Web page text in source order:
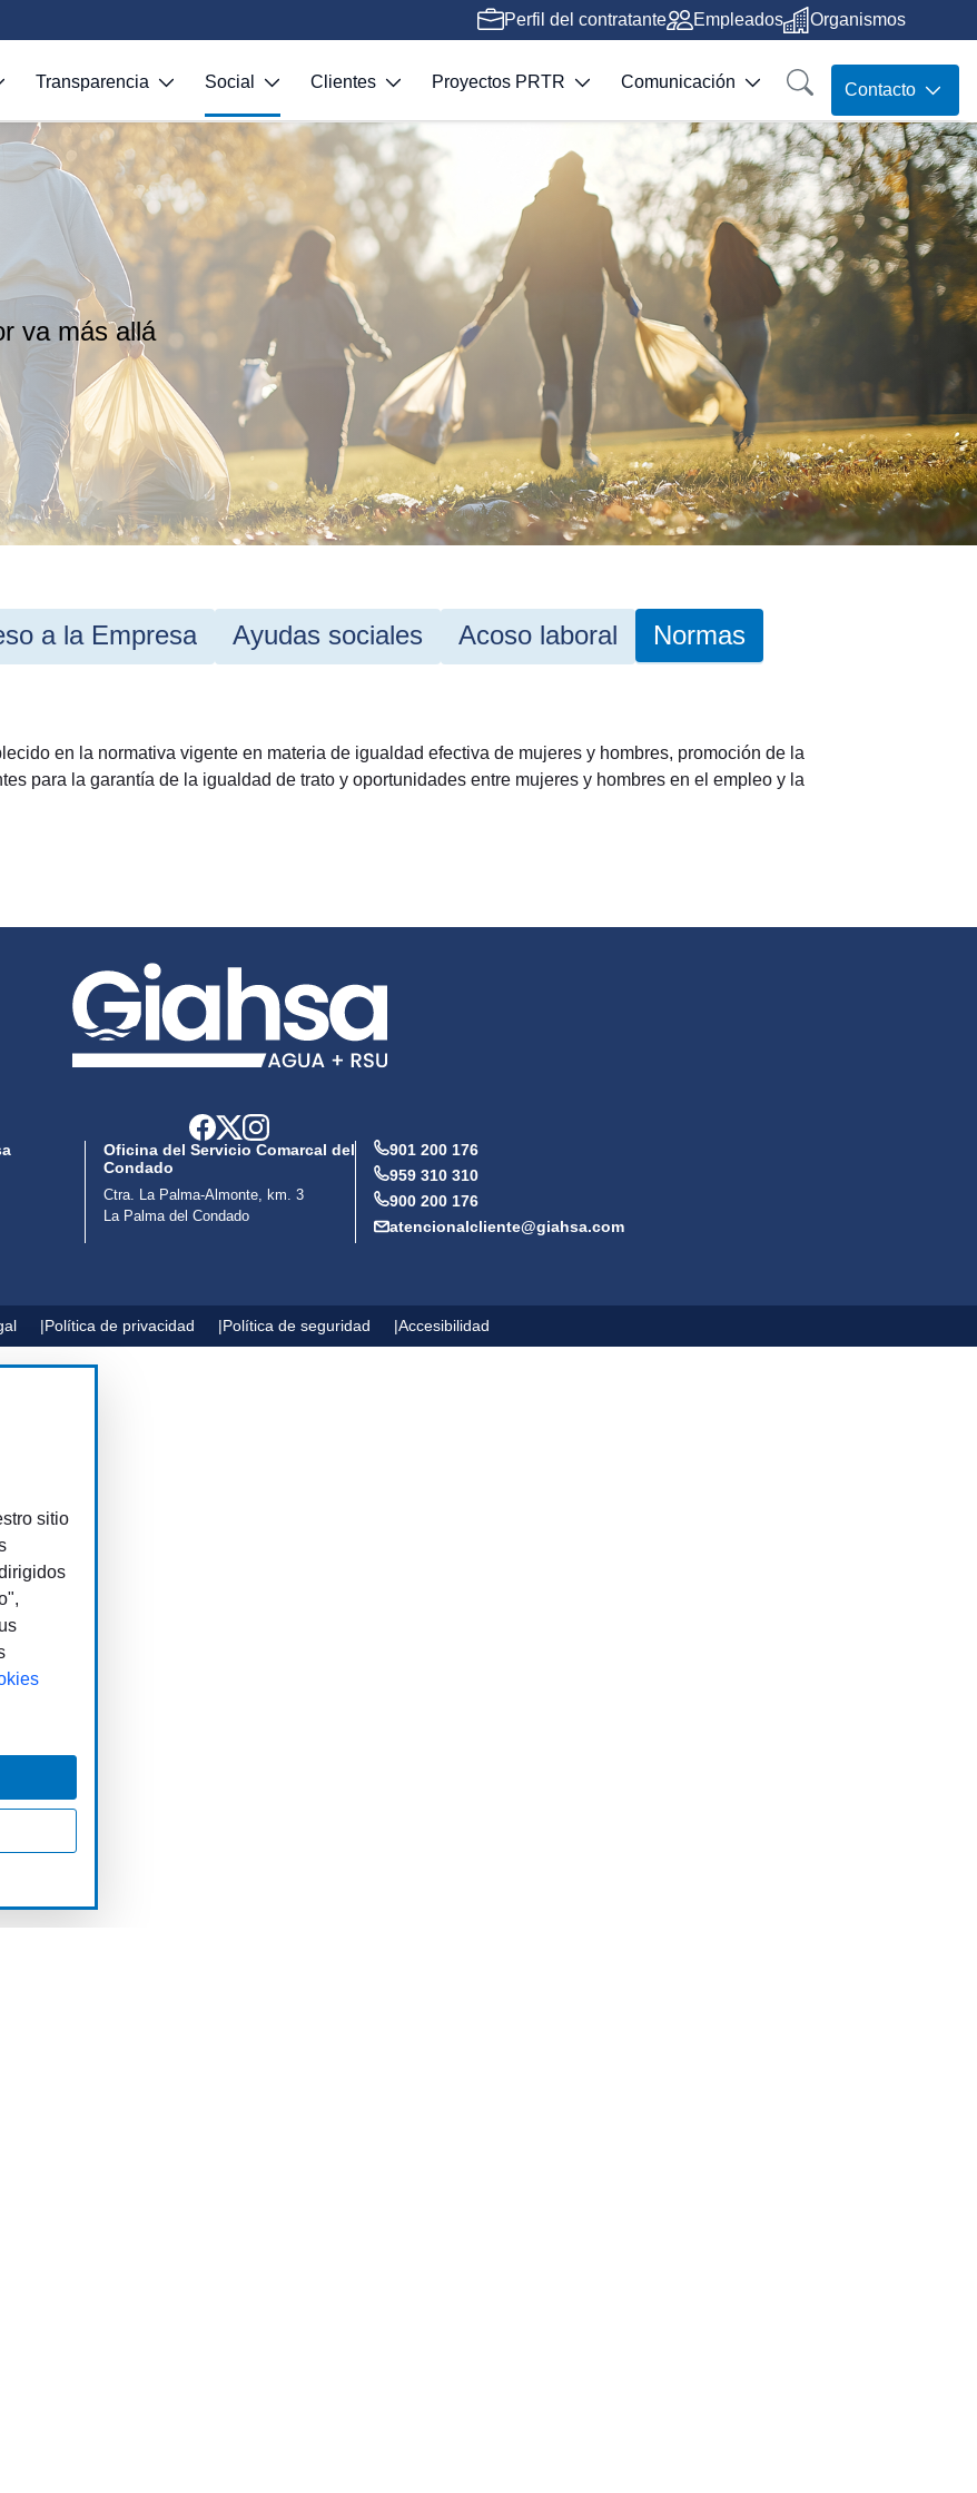
Perfil del contratante Empleados Organismos
Transparencia Social Clientes Proyectos PRTR Comunicación Contacto
va más allá
a la Empresa Ayudas sociales Acoso laboral Normas
en la normativa vigente en materia de igualdad efectiva de mujeres y hombres, promoción de la
para la garantía de la igualdad de trato y oportunidades entre mujeres y hombres en el empleo y la
Oficina del Servicio Comarcal del
Condado
Ctra. La Palma-Almonte, km. 3
La Palma del Condado
901 200 176
959 310 310
900 200 176
atencionalcliente@giahsa.com
Política de privacidad Política de seguridad Accesibilidad
sitio